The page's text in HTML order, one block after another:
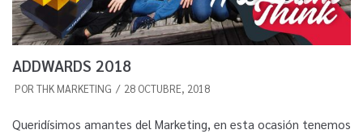
ADDWARDS 2018
POR THK MARKETING 28 OCTUBRE, 2018
Queridísimos amantes del Marketing, en esta ocasión tenemos